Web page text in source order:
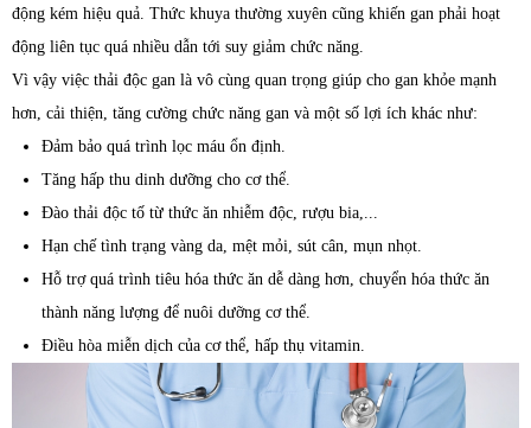
động kém hiệu quả. Thức khuya thường xuyên cũng khiến gan phải hoạt
động liên tục quá nhiều dẫn tới suy giảm chức năng.
Vì vậy việc thải độc gan là vô cùng quan trọng giúp cho gan khỏe mạnh
hơn, cải thiện, tăng cường chức năng gan và một số lợi ích khác như:
Đảm bảo quá trình lọc máu ổn định.
Tăng hấp thu dinh dưỡng cho cơ thể.
Đào thải độc tố từ thức ăn nhiễm độc, rượu bia,...
Hạn chế tình trạng vàng da, mệt mỏi, sút cân, mụn nhọt.
Hỗ trợ quá trình tiêu hóa thức ăn dễ dàng hơn, chuyển hóa thức ăn
thành năng lượng để nuôi dưỡng cơ thể.
Điều hòa miễn dịch của cơ thể, hấp thụ vitamin.